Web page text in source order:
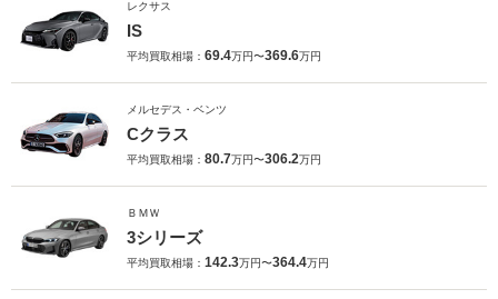
レクサス
IS
平均買取相場： 69.4万円〜369.6万円
メルセデス・ベンツ
Cクラス
平均買取相場： 80.7万円〜306.2万円
ＢＭＷ
3シリーズ
平均買取相場： 142.3万円〜364.4万円